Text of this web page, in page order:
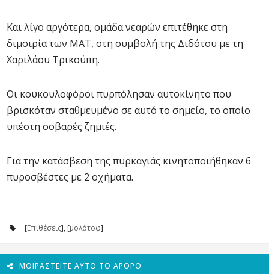
Και λίγο αργότερα, ομάδα νεαρών επιτέθηκε στη
διμοιρία των ΜΑΤ, στη συμβολή της Διδότου με τη
Χαριλάου Τρικούπη.
Οι κουκουλοφόροι πυρπόλησαν αυτοκίνητο που
βρισκόταν σταθμευμένο σε αυτό το σημείο, το οποίο
υπέστη σοβαρές ζημιές.
Για την κατάσβεση της πυρκαγιάς κινητοποιήθηκαν 6
πυροσβέστες με 2 οχήματα.
[Επιθέσεις], [μολότοφ]
ΜΟΙΡΑΣΤΕΊΤΕ ΑΥΤΌ ΤΟ ΆΡΘΡΟ